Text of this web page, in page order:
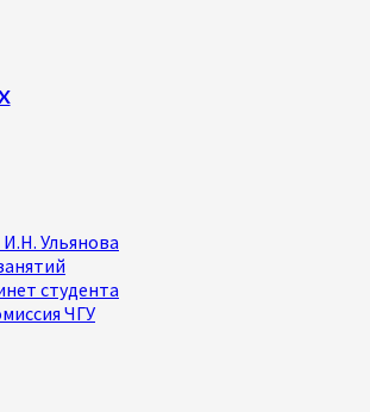
Ульянова
студента
ЧГУ